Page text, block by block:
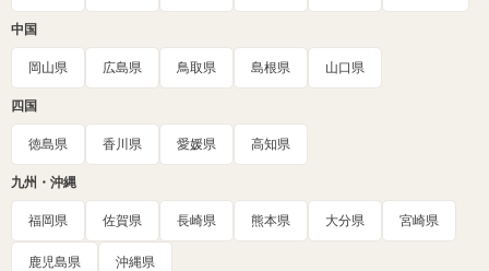
中国
岡山県 広島県 鳥取県 島根県 山口県
四国
徳島県 香川県 愛媛県 高知県
九州・沖縄
福岡県 佐賀県 長崎県 熊本県 大分県 宮崎県
鹿児島県 沖縄県